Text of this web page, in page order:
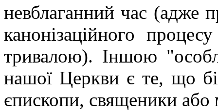
невблаганний час (адже
канонізаційного
тривалою). Іншою
нашої Церкви є те, що
єпископи, священики або